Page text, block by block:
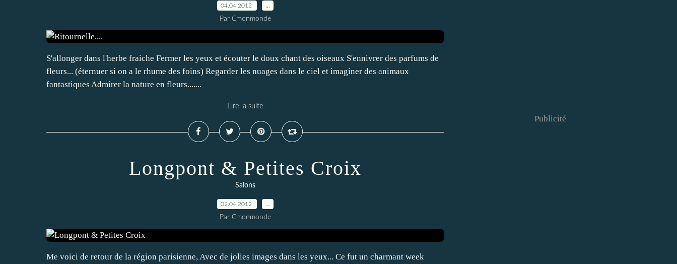
04.04.2012
Par Cmonmonde
S'allonger dans l'herbe fraiche Fermer les yeux et écouter le doux chant des oiseaux S'ennivrer des parfums de
fleurs... (éternuer si on a le rhume des foins) Regarder les nuages dans le ciel et imaginer des animaux
fantastiques Admirer la nature en fleurs.......
Lire la suite
Longpont & Petites Croix
Salons
02.04.2012
Par Cmonmonde
Me voici de retour de la région parisienne, Avec de jolies images dans les yeux... Ce fut un charmant week
Publicité